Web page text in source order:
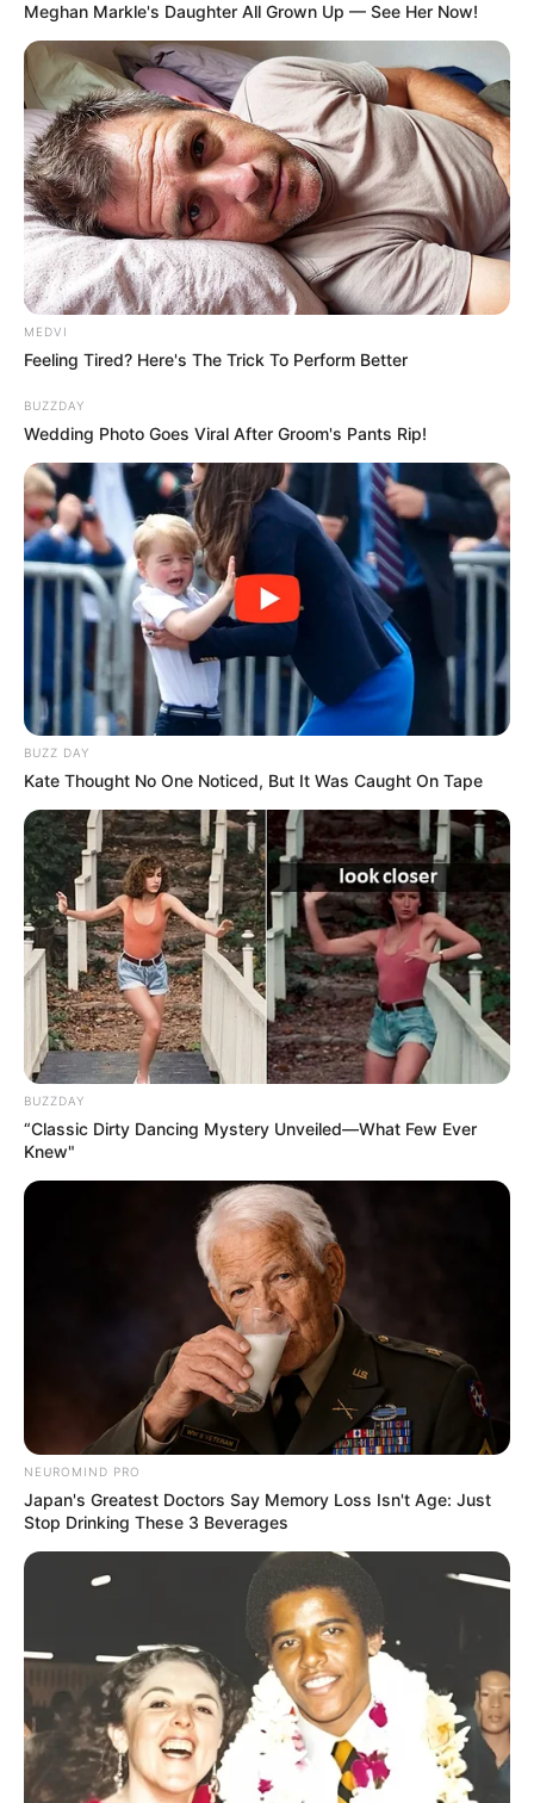
para mais demissões
+ Mal súbito: Agente Comunitária de Saúde é encontrada morta
dentro de casa.
+Mais um Agente de Saúde é assassinado de forma violenta.
Confederação de Municípios diz que pagamento do Piso deve
ocorrer após nova Portaria.
Paulo Ziulkoski, presidente da Confederação Nacional de
Municípios (CNM)
O pagamento do piso de agentes comunitários de saúde só deve
ocorrer após edição de nova portaria; orienta CNM -
Veja a matéria completa, aqui!
Tribunal Superior do Trabalho: Agente de saúde tem direito a
adicional de insalubridade.
Tribuna Livre: Dra. Elane Alves se consagra como liderança dos
ACS e ACE.
os detalhes agora!
Senadores dão destaque à PEC 9/2022 e apresentam novidades
importantes
Meghan Markle's Daughter All Grown Up — See Her Now!
MEDVI
Feeling Tired? Here's The Trick To Perform Better
BUZZDAY
Wedding Photo Goes Viral After Groom's Pants Rip!
BUZZ DAY
Kate Thought No One Noticed, But It Was Caught On Tape
BUZZDAY
“Classic Dirty Dancing Mystery Unveiled—What Few Ever
Knew"
NEUROMIND PRO
Japan's Greatest Doctors Say Memory Loss Isn't Age: Just
Stop Drinking These 3 Beverages